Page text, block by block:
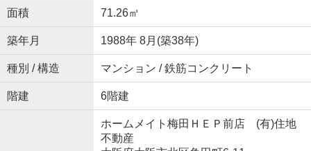
面積 71.26㎡
築年月 1988年 8月(築38年)
種別 / 構造 マンション / 鉄筋コンクリート
階建 6階建
ホームメイト梅田ＨＥＰ前店 (有)住地
不動産